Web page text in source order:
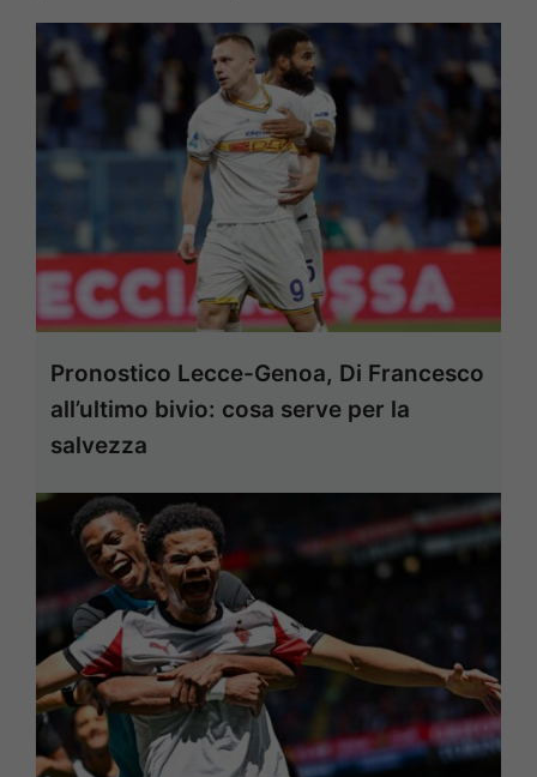
Pronostico Lecce-Genoa, Di Francesco
all’ultimo bivio: cosa serve per la
salvezza